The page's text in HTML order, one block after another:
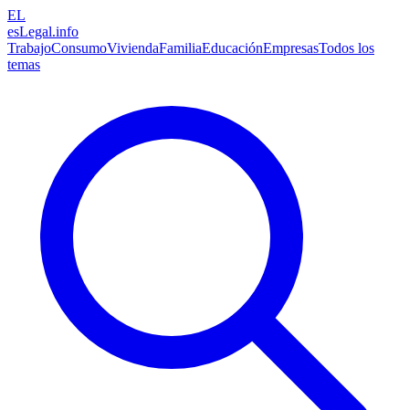
EL
esLegal.info
TrabajoConsumoViviendaFamiliaEducaciónEmpresasTodos los
temas